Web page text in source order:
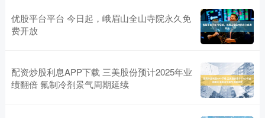
优股平台平台 今日起，峨眉山全山寺院永久免
费开放
配资炒股利息APP下载 三美股份预计2025年业
绩翻倍 氟制冷剂景气周期延续